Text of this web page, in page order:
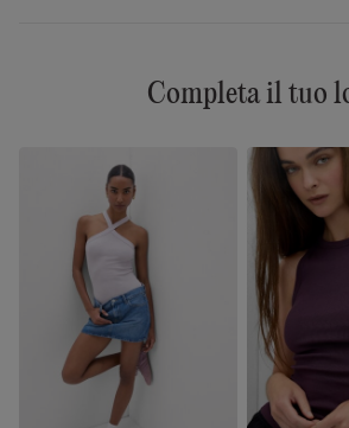
Completa il tuo